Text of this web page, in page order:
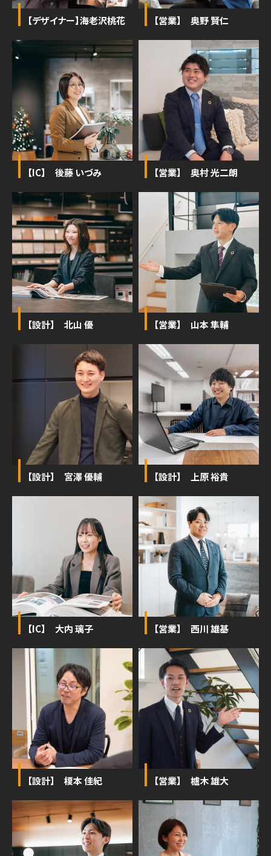
【デザイナー】海老沢桃花 【営業】 奥野 賢仁
【IC】 後藤 いづみ 【営業】 奥村 光二朗
【設計】 北山 優 【営業】 山本 隼輔
【設計】 宮澤 優輔 【設計】 上原 裕貴
【IC】 大内 璃子 【営業】 西川 雄基
【設計】 榎本 佳紀 【営業】 櫨木 雄大